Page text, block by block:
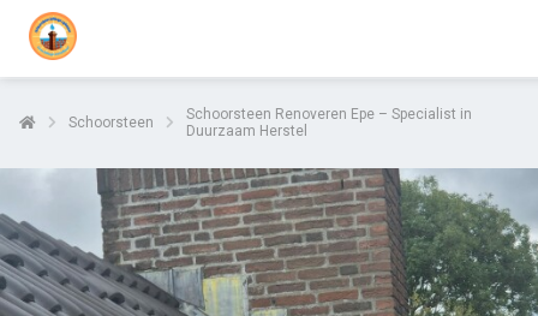
Schoorsteen
Schoorsteen Renoveren Epe – Specialist in
Duurzaam Herstel